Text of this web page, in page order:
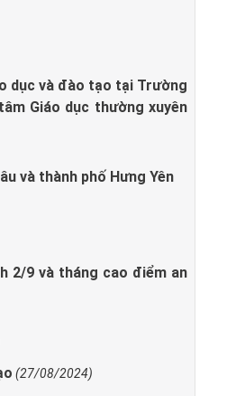
dục và đào tạo tại Trường
Giáo dục thường xuyên
và thành phố Hưng Yên
2/9 và tháng cao điểm an
(27/08/2024)